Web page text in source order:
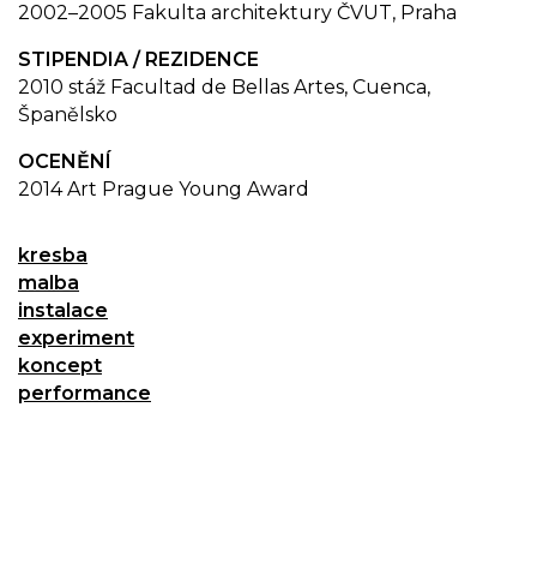
2002–2005 Fakulta architektury ČVUT, Praha
STIPENDIA / REZIDENCE
2010 stáž Facultad de Bellas Artes, Cuenca,
Španělsko
OCENĚNÍ
2014 Art Prague Young Award
kresba
malba
instalace
experiment
koncept
performance